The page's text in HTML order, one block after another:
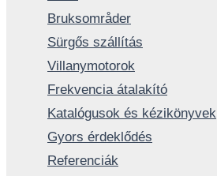
Bruksområder
Sürgős szállítás
Villanymotorok
Frekvencia átalakító
Katalógusok és kézikönyvek
Gyors érdeklődés
Referenciák